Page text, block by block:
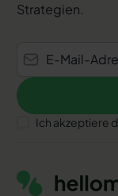
Strategien.
Anmelden
Ich akzeptiere